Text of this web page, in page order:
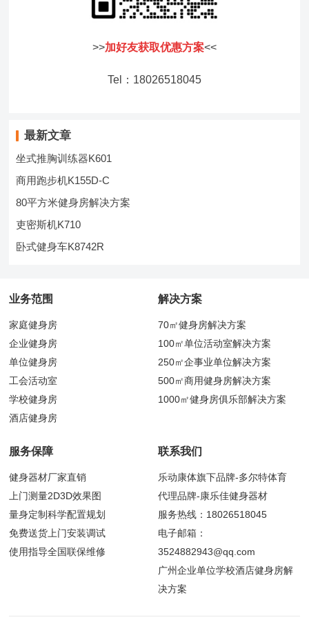
>>加好友获取优惠方案<<
Tel：18026518045
最新文章
坐式推胸训练器K601
商用跑步机K155D-C
80平方米健身房解决方案
吏密斯机K710
卧式健身车K8742R
业务范围
家庭健身房
企业健身房
单位健身房
工会活动室
学校健身房
酒店健身房
解决方案
70㎡健身房解决方案
100㎡单位活动室解决方案
250㎡企事业单位解决方案
500㎡商用健身房解决方案
1000㎡健身房俱乐部解决方案
服务保障
健身器材厂家直销
上门测量2D3D效果图
量身定制科学配置规划
免费送货上门安装调试
使用指导全国联保维修
联系我们
乐动康体旗下品牌-多尔特体育
代理品牌-康乐佳健身器材
服务热线：18026518045
电子邮箱：
3524882943@qq.com
广州企业单位学校酒店健身房解
决方案